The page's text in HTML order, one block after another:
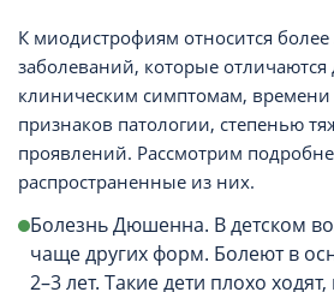
К миодистрофиям относится
заболеваний, которые отличаются
клиническим симптомам,
признаков патологии, степенью
проявлений. Рассмотрим
распространенные из них.
Болезнь Дюшенна. В детском
чаще других форм. Болеют в
2–3 лет. Такие дети плохо